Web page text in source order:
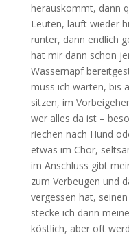
herauskommt, dann
Leuten, läuft wieder
runter, dann endlich
hat mir dann schon
Wassernapf
muss ich warten, bis
sitzen, im
wer alles da ist –
riechen nach Hund
etwas im Chor,
im Anschluss gibt
zum Verbeugen und
vergessen hat,
stecke ich dann
köstlich, aber oft